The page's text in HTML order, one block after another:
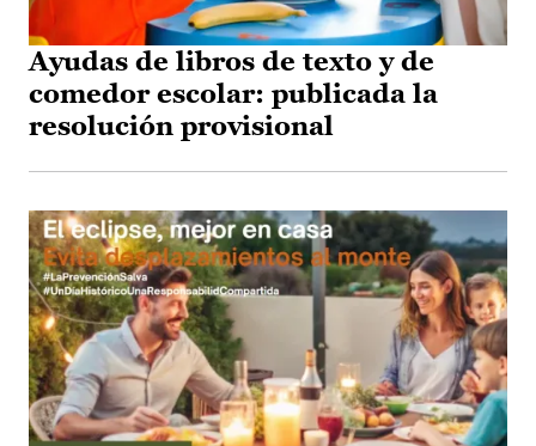
Ayudas de libros de texto y de
comedor escolar: publicada la
resolución provisional